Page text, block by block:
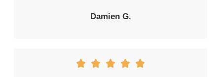
Damien G.